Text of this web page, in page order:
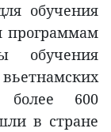
обучения
программам
обучения
600
в стране